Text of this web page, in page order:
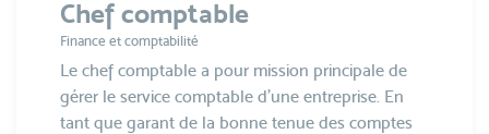
Chef comptable
Finance et comptabilité
Le chef comptable a pour mission principale de
gérer le service comptable d’une entreprise. En
tant que garant de la bonne tenue des comptes